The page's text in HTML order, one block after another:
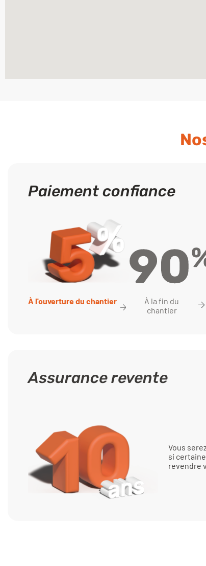
Paiement confiance
À l'ouverture du chantier
À la fin du
chantier
Assurance revente
Vous
si
revendre